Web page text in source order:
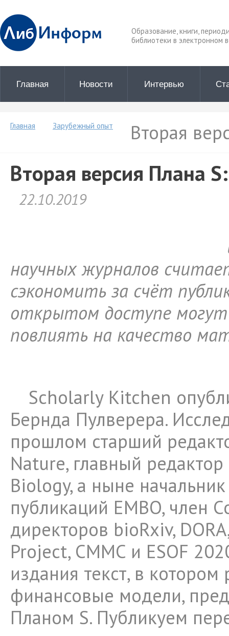
Образование, книги,
библиотеки в электронном
Главная Новости Интервью
Главная Зарубежный опыт Вторая
Вторая версия Плана
22.10.2019
научных журналов
сэкономить за счёт
открытом доступе
повлиять на качество
Scholarly Kitchen
Бернда Пулверера.
прошлом старший
Nature, главный
Biology, а ныне
публикаций EMBO, член
директоров bioRxiv,
Project, CMMC и ESOF
издания текст, в котором
финансовые модели,
Планом S. Публикуем